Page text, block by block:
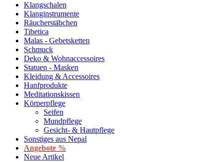
Klangschalen
Klanginstrumente
Räucherstäbchen
Tibetica
Malas - Gebetsketten
Schmuck
Deko & Wohnaccessoires
Statuen - Masken
Kleidung & Accessoires
Hanfprodukte
Meditationskissen
Körperpflege
Seifen
Mundpflege
Gesicht- & Hautpflege
Sonstiges aus Nepal
Angebote %
Neue Artikel